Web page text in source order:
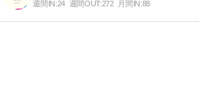
週間IN:24 週間OUT:272 月間IN:88